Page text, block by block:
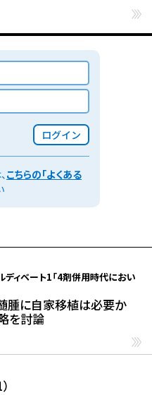
ログイン
こちらの「よくある
ディベート1「4剤併用時代におい
腫に自家移植は必要か
を討論